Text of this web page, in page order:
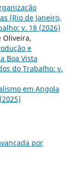
(Rio de Janeiro,
v. 18 (2026)
Oliveira,
e
Boa Vista
do Trabalho: v.
em Angola
por